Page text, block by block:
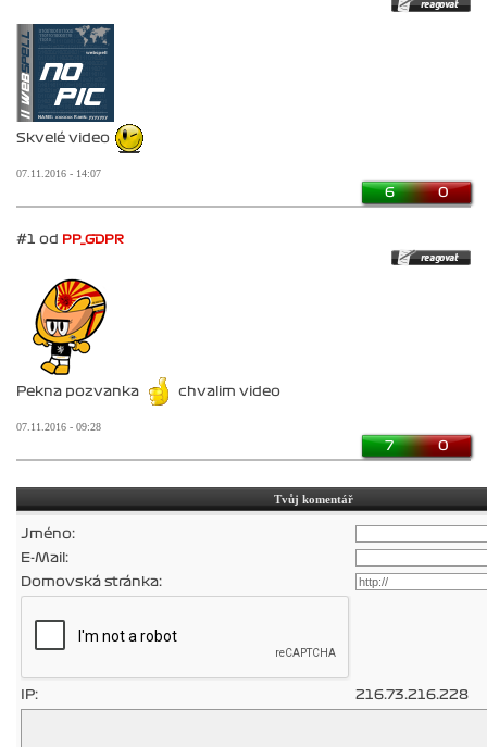
Skvelé video
07.11.2016 - 14:07
6 0
#1 od PP_GDPR
Pekna pozvanka chvalim video
07.11.2016 - 09:28
7 0
Tvůj komentář
Jméno:
E-Mail:
Domovská stránka:
IP: 216.73.216.228